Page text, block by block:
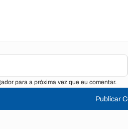
para a próxima vez que eu comentar.
Publicar